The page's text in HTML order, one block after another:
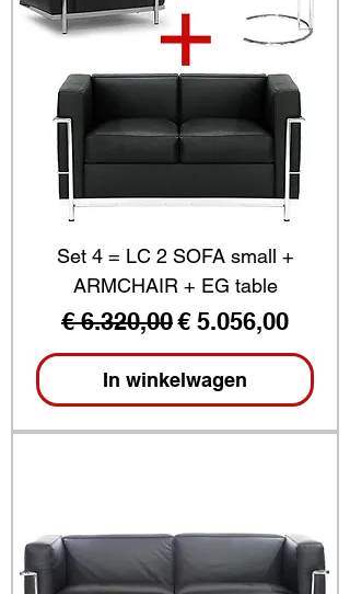
Set 4 = LC 2 SOFA small +
ARMCHAIR + EG table
Normale prijs
€ 6.320,00Verkoopprijs
€ 5.056,00
In winkelwagen